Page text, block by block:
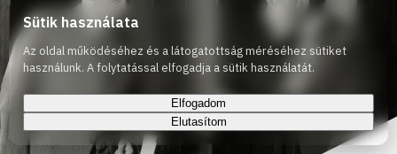
Sütik használata
Az oldal működéséhez és a látogatottság méréséhez sütiket
használunk. A folytatással elfogadja a sütik használatát.
Elfogadom
Elutasítom